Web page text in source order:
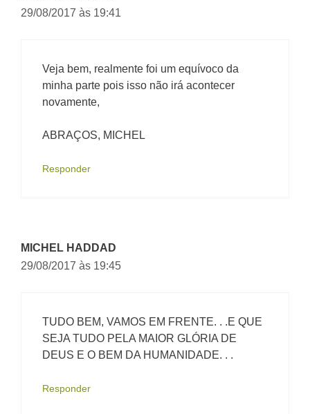
29/08/2017 às 19:41
Veja bem, realmente foi um equívoco da
minha parte pois isso não irá acontecer
novamente,
ABRAÇOS, MICHEL
Responder
MICHEL HADDAD
29/08/2017 às 19:45
TUDO BEM, VAMOS EM FRENTE. . .E QUE
SEJA TUDO PELA MAIOR GLÓRIA DE
DEUS E O BEM DA HUMANIDADE. . .
Responder